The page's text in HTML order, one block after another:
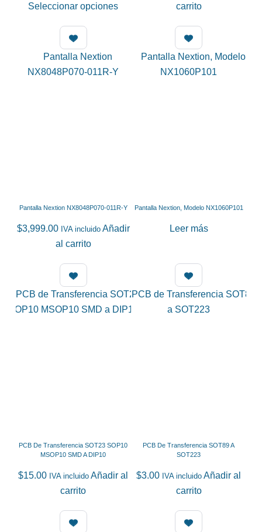
Seleccionar opcionesEste
múltiples
variantes.
de
carrito
Pantalla Nextion NX8048P070-011R-Y
$3,999.00 IVA incluido Añadir
al carrito
Pantalla Nextion, Modelo NX1060P101
Leer más
PCB De Transferencia SOT23 SOP10
MSOP10 SMD A DIP10
$15.00 IVA incluido Añadir al
carrito
PCB De Transferencia SOT89 A
SOT223
$3.00 IVA incluido Añadir al
carrito